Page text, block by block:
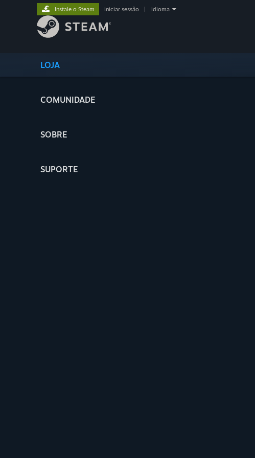
LOJA
COMUNIDADE
SOBRE
SUPORTE
Instale o Steam iniciar sessão idioma